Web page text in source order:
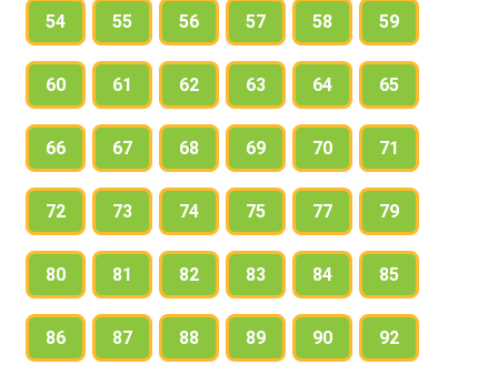
54 55 56 57 58 59
60 61 62 63 64 65
66 67 68 69 70 71
72 73 74 75 77 79
80 81 82 83 84 85
86 87 88 89 90 92